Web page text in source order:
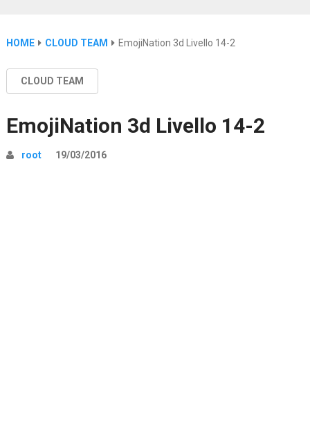
HOME CLOUD TEAM EmojiNation 3d Livello 14-2
CLOUD TEAM
EmojiNation 3d Livello 14-2
root 19/03/2016